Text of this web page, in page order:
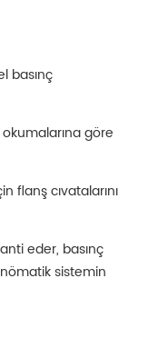
basınç
göre
flanş cıvatalarını
eder, basınç
sistemin